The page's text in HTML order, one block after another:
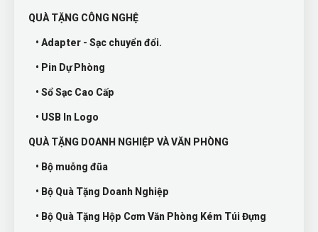
QUÀ TẶNG CÔNG NGHỆ
• Adapter - Sạc chuyển đổi.
• Pin Dự Phòng
• Sổ Sạc Cao Cấp
• USB In Logo
QUÀ TẶNG DOANH NGHIỆP VÀ VĂN PHÒNG
• Bộ muỗng đũa
• Bộ Quà Tặng Doanh Nghiệp
• Bộ Quà Tặng Hộp Cơm Văn Phòng Kém Túi Đựng